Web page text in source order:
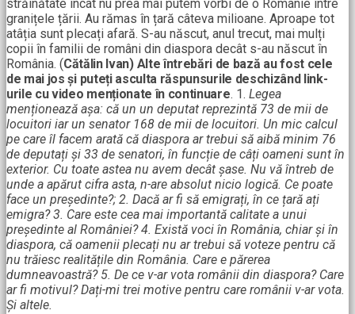
străinătate încât nu prea mai putem vorbi de o Românie între
granițele țării. Au rămas în țară câteva milioane. Aproape tot
atâția sunt plecați afară. S-au născut, anul trecut, mai mulți
copii în familii de români din diaspora decât s-au născut în
România. (Cătălin Ivan) Alte întrebări de bază au fost cele
de mai jos și puteți asculta răspunsurile deschizând link-
urile cu video menționate în continuare. 1. Legea
menționează așa: că un un deputat reprezintă 73 de mii de
locuitori iar un senator 168 de mii de locuitori. Un mic calcul
pe care îl facem arată că diaspora ar trebui să aibă minim 76
de deputați și 33 de senatori, în funcție de câți oameni sunt în
exterior. Cu toate astea nu avem decât șase. Nu vă întreb de
unde a apărut cifra asta, n-are absolut nicio logică. Ce poate
face un președinte?; 2. Dacă ar fi să emigrați, în ce țară ați
emigra? 3. Care este cea mai importantă calitate a unui
președinte al României? 4. Există voci în România, chiar și în
diaspora, că oamenii plecați nu ar trebui să voteze pentru că
nu trăiesc realitățile din România. Care e părerea
dumneavoastră? 5. De ce v-ar vota românii din diaspora? Care
ar fi motivul? Dați-mi trei motive pentru care românii v-ar vota.
Și altele.